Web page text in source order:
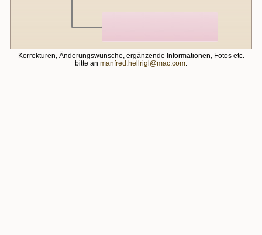
Korrekturen, Änderungswünsche, ergänzende Informationen, Fotos etc.
bitte an manfred.hellrigl@mac.com